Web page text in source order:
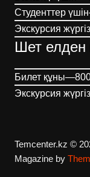
Студенттер
Экскурсия
Шет елден
Билет
Экскурсия
Temcenter.kz ©
Magazine by